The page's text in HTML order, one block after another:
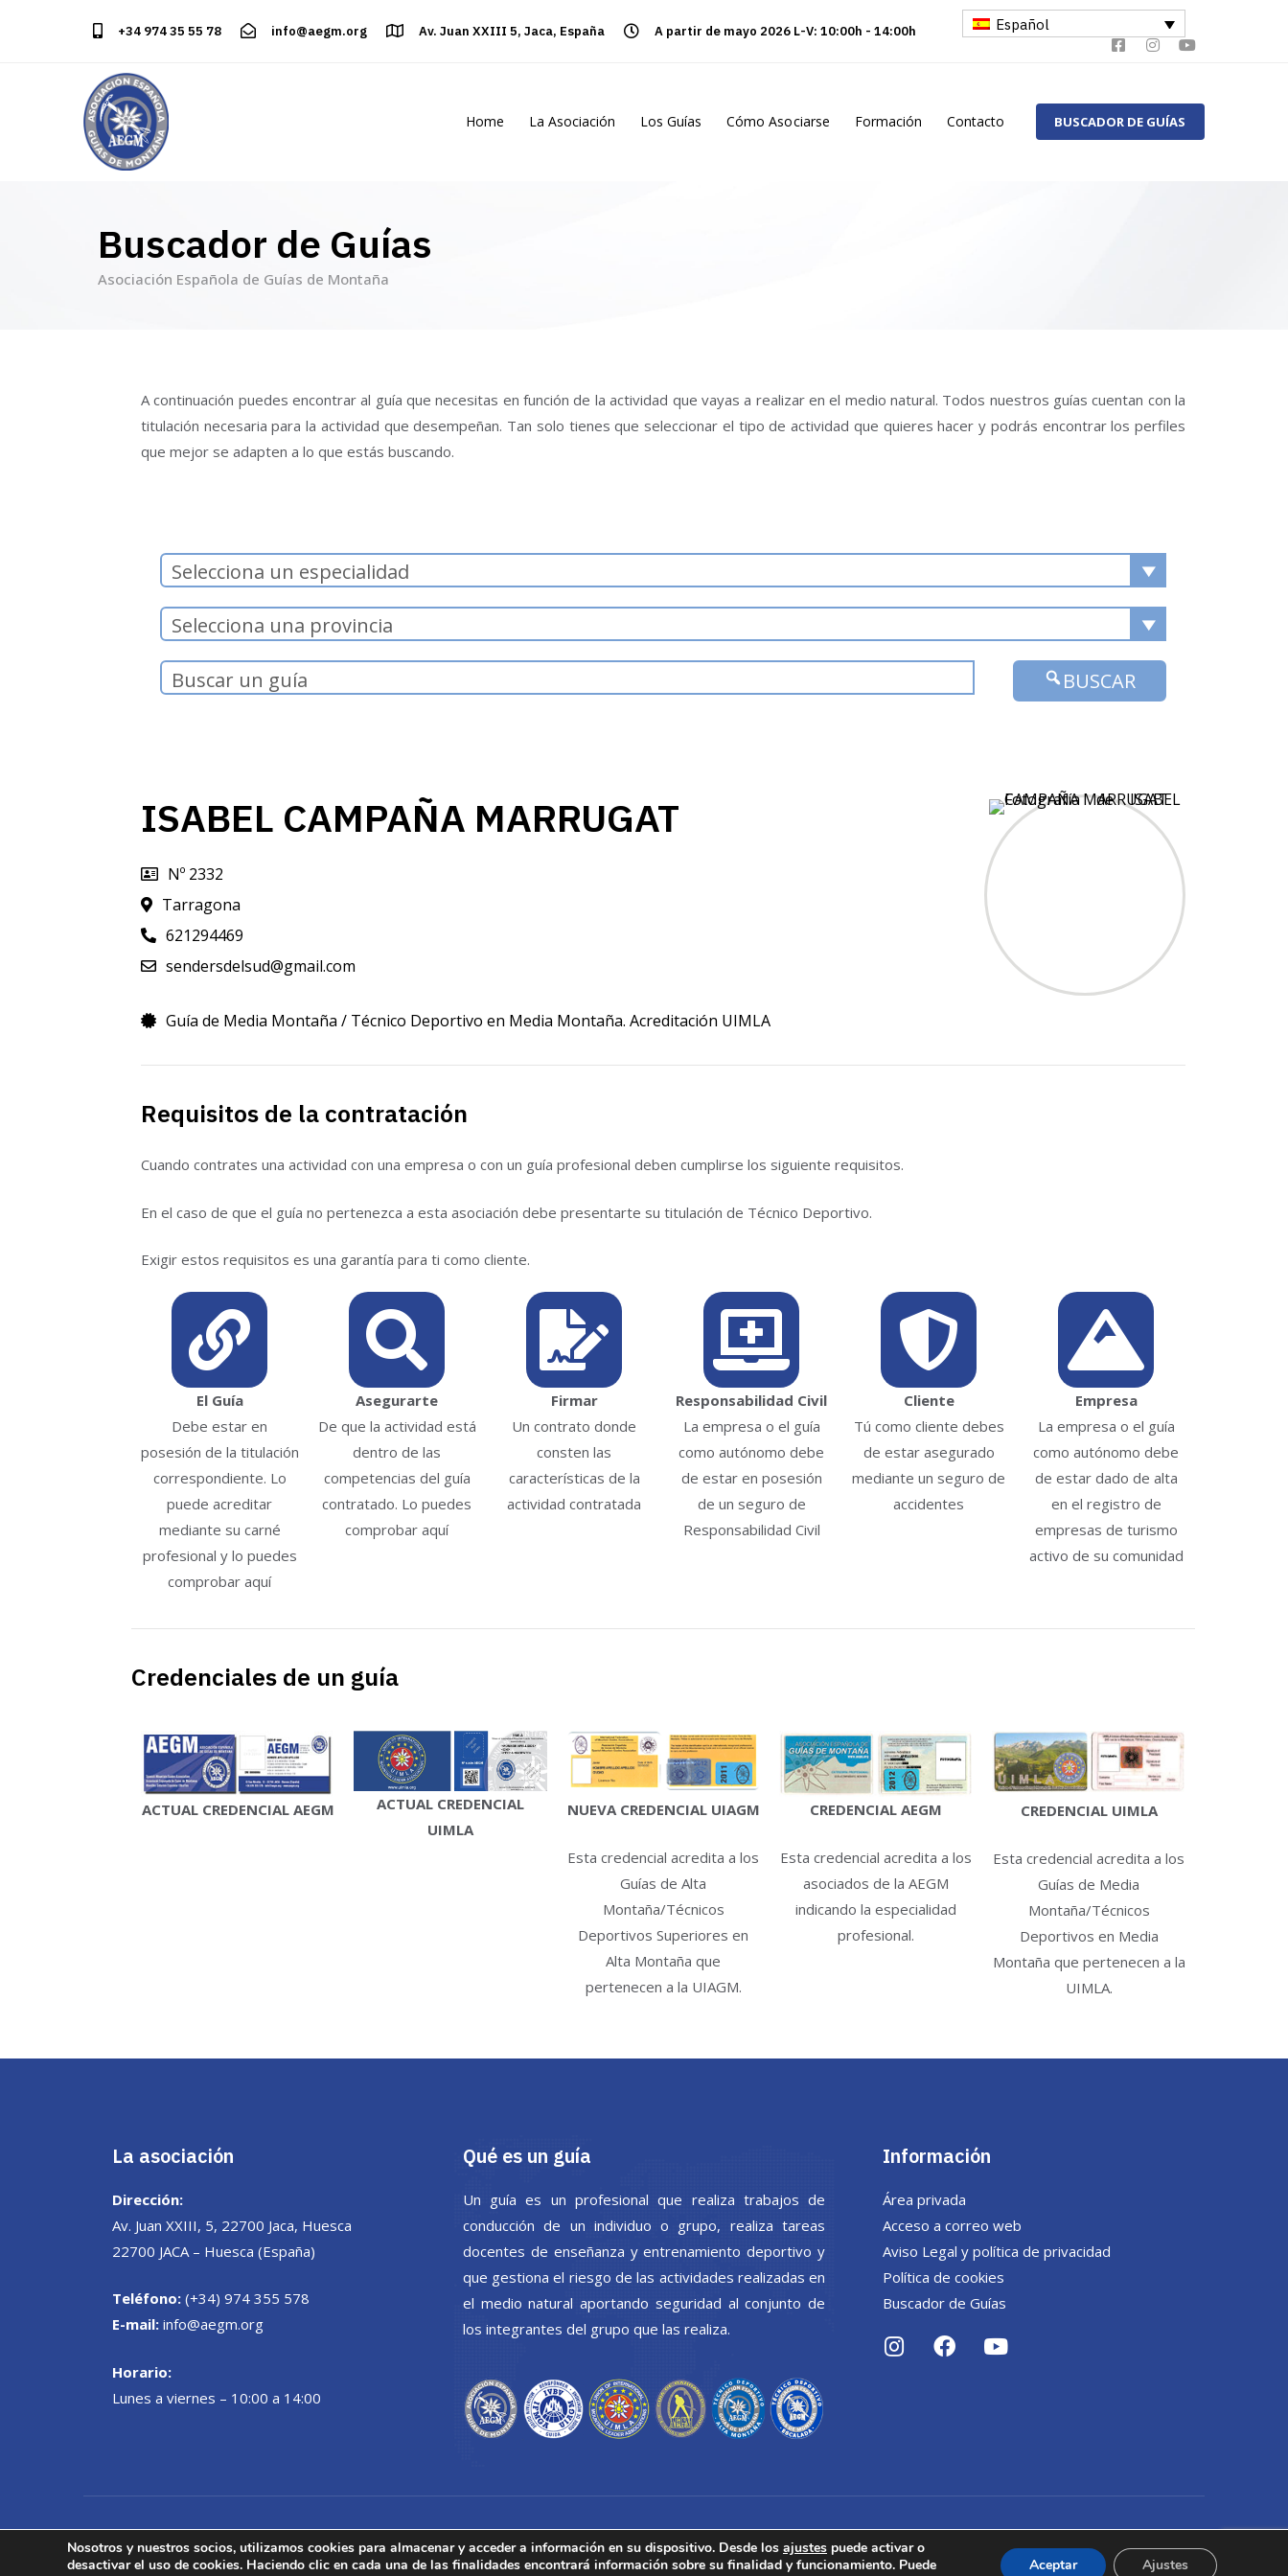
+34 974 35 55 78 info@aegm.org Av. Juan XXIII 5, Jaca, España A partir de mayo 2026 L-V: 10:00h - 14:00h Español
Home La Asociación Los Guías Cómo Asociarse Formación Contacto BUSCADOR DE GUÍAS
Buscador de Guías
Asociación Española de Guías de Montaña
A continuación puedes encontrar al guía que necesitas en función de la actividad que vayas a realizar en el medio natural. Todos nuestros guías cuentan con la
titulación necesaria para la actividad que desempeñan. Tan solo tienes que seleccionar el tipo de actividad que quieres hacer y podrás encontrar los perfiles
que mejor se adapten a lo que estás buscando.
Selecciona un especialidad
Selecciona una provincia
BUSCAR
ISABEL CAMPAÑA MARRUGAT
Nº 2332
Tarragona
621294469
sendersdelsud@gmail.com
Guía de Media Montaña / Técnico Deportivo en Media Montaña. Acreditación UIMLA
Requisitos de la contratación
Cuando contrates una actividad con una empresa o con un guía profesional deben cumplirse los siguiente requisitos.
En el caso de que el guía no pertenezca a esta asociación debe presentarte su titulación de Técnico Deportivo.
Exigir estos requisitos es una garantía para ti como cliente.
El Guía
Debe estar en
posesión de la titulación
correspondiente. Lo
puede acreditar
mediante su carné
profesional y lo puedes
comprobar aquí
Asegurarte
De que la actividad está
dentro de las
competencias del guía
contratado. Lo puedes
comprobar aquí
Firmar
Un contrato donde
consten las
características de la
actividad contratada
Responsabilidad Civil
La empresa o el guía
como autónomo debe
de estar en posesión
de un seguro de
Responsabilidad Civil
Cliente
Tú como cliente debes
de estar asegurado
mediante un seguro de
accidentes
Empresa
La empresa o el guía
como autónomo debe
de estar dado de alta
en el registro de
empresas de turismo
activo de su comunidad
Credenciales de un guía
ACTUAL CREDENCIAL AEGM
ACTUAL CREDENCIAL
UIMLA
NUEVA CREDENCIAL UIAGM
Esta credencial acredita a los
Guías de Alta
Montaña/Técnicos
Deportivos Superiores en
Alta Montaña que
pertenecen a la UIAGM.
CREDENCIAL AEGM
Esta credencial acredita a los
asociados de la AEGM
indicando la especialidad
profesional.
CREDENCIAL UIMLA
Esta credencial acredita a los
Guías de Media
Montaña/Técnicos
Deportivos en Media
Montaña que pertenecen a la
UIMLA.
La asociación
Dirección:
Av. Juan XXIII, 5, 22700 Jaca, Huesca
22700 JACA – Huesca (España)
Teléfono: (+34) 974 355 578
E-mail: info@aegm.org
Horario:
Lunes a viernes – 10:00 a 14:00
Qué es un guía
Un guía es un profesional que realiza trabajos de
conducción de un individuo o grupo, realiza tareas
docentes de enseñanza y entrenamiento deportivo y
que gestiona el riesgo de las actividades realizadas en
el medio natural aportando seguridad al conjunto de
los integrantes del grupo que las realiza.
Información
Área privada
Acceso a correo web
Aviso Legal y política de privacidad
Política de cookies
Buscador de Guías
Desarrollo Web: INPQ, 2021
Nosotros y nuestros socios, utilizamos cookies para almacenar y acceder a información en su dispositivo. Desde los ajustes puede activar o
desactivar el uso de cookies. Haciendo clic en cada una de las finalidades encontrará información sobre su finalidad y funcionamiento. Puede
Aceptar Ajustes